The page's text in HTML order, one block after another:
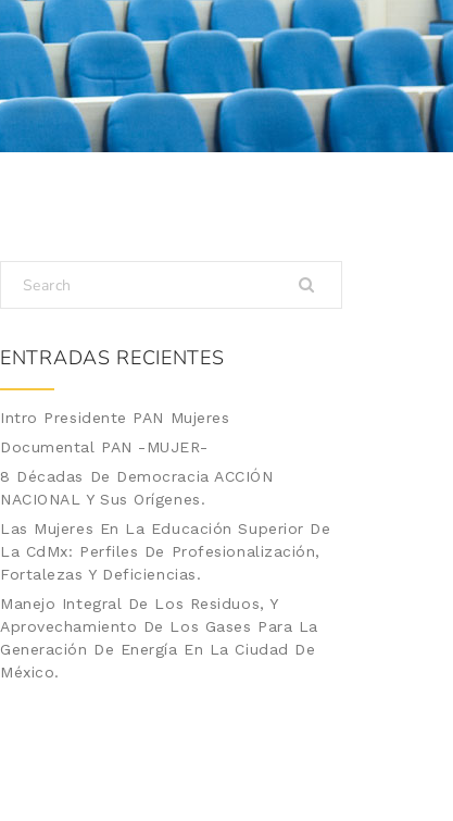
ENTRADAS RECIENTES
Intro Presidente PAN Mujeres
Documental PAN -MUJER-
8 Décadas De Democracia ACCIÓN
NACIONAL Y Sus Orígenes.
Las Mujeres En La Educación Superior De
La CdMx: Perfiles De Profesionalización,
Fortalezas Y Deficiencias.
Manejo Integral De Los Residuos, Y
Aprovechamiento De Los Gases Para La
Generación De Energía En La Ciudad De
México.